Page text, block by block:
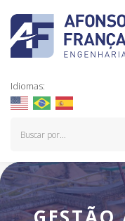
Idiomas: